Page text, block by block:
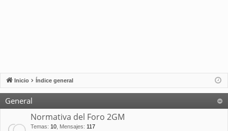
Inicio Índice general
General
Normativa del Foro 2GM
Temas: 10 Mensajes: 117